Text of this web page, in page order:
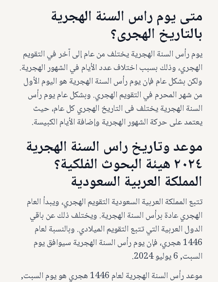
متى يوم راس السنة الهجرية
بالتاريخ الهجرى؟
يوم رأس السنة الهجرية يختلف من عام إلى آخر في التقويم
الهجري، وذلك بسبب اختلاف عدد الأيام في الشهور الهجرية.
ولكن بشكل عام فإن يوم رأس السنة الهجرية هو اليوم الأول
من شهر المحرم في التقويم الهجري. وبشكل عام يوم رأس
السنة الهجرية يختلف فى التاريخ الهجري كل عام، حيث
يعتمد على حركة الشهور الهجرية وإضافة الأيام الكبيسة.
موعد وتاريخ راس السنة الهجرية
٢٠٢٤ هيئة البحوث الفلكية؟
المملكة العربية السعودية
تتبع المملكة العربية السعودية التقويم الهجري، ويبدأ العام
الهجري عادة برأس السنة الهجرية. ويختلف ذلك عن باقي
الدول العربية التي تتبع التقويم الميلادي. وبالنسبة لعام
1446 هجري، فإن يوم رأس السنة الهجرية سيوافق يوم
السبت, 6 يوليو 2024.
موعد رأس السنة الهجرية لعام 1446 هجري هو يوم السبت,